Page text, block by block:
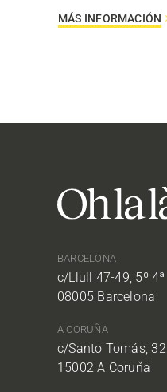
MÁS INFORMACIÓN
BARCELONA
c/Llull 47-49, 5º 4ª
08005 Barcelona
A CORUÑA
c/Santo Tomás, 32
15002 A Coruña